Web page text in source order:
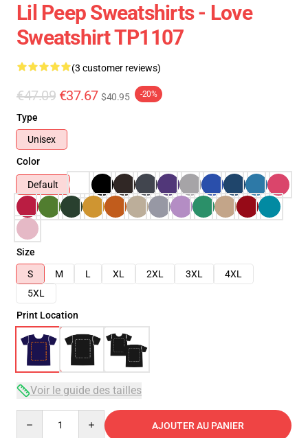
Lil Peep Sweatshirts - Love
Sweatshirt TP1107
(3 customer reviews)
€47.09 €37.67 $40.95 -20%
Type
Unisex
Color
Default
Size
S
M L XL 2XL 3XL
4XL
5XL
Print Location
Voir le guide des tailles
AJOUTER AU PANIER